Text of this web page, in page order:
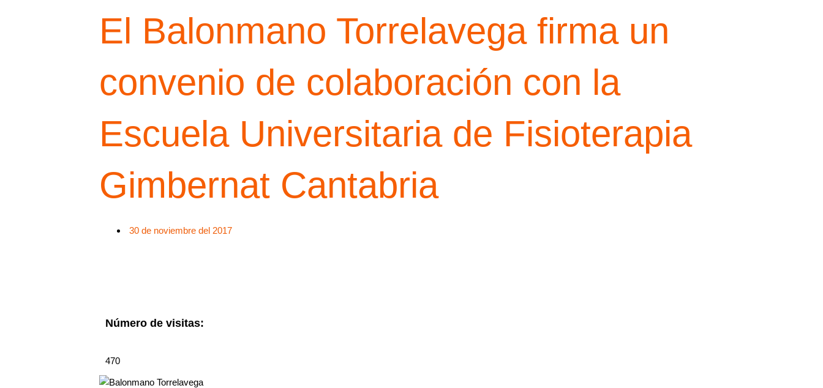
El Balonmano Torrelavega firma un
convenio de colaboración con la
Escuela Universitaria de Fisioterapia
Gimbernat Cantabria
30 de noviembre del 2017
Número de visitas:
470